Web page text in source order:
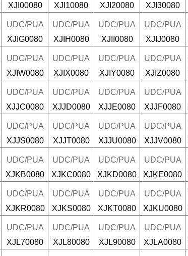
XJI00080
XJI10080
XJI20080
XJI30080
UDC/PUA
XJIG0080
UDC/PUA
XJIH0080
UDC/PUA
XJII0080
UDC/PUA
XJIJ0080
UDC/PUA
XJIW0080
UDC/PUA
XJIX0080
UDC/PUA
XJIY0080
UDC/PUA
XJIZ0080
UDC/PUA
XJJC0080
UDC/PUA
XJJD0080
UDC/PUA
XJJE0080
UDC/PUA
XJJF0080
UDC/PUA
XJJS0080
UDC/PUA
XJJT0080
UDC/PUA
XJJU0080
UDC/PUA
XJJV0080
UDC/PUA
XJKB0080
UDC/PUA
XJKC0080
UDC/PUA
XJKD0080
UDC/PUA
XJKE0080
UDC/PUA
XJKR0080
UDC/PUA
XJKS0080
UDC/PUA
XJKT0080
UDC/PUA
XJKU0080
UDC/PUA
XJL70080
UDC/PUA
XJL80080
UDC/PUA
XJL90080
UDC/PUA
XJLA0080